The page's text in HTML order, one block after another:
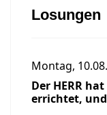
Losungen
Montag,
Der HERR
errichtet,